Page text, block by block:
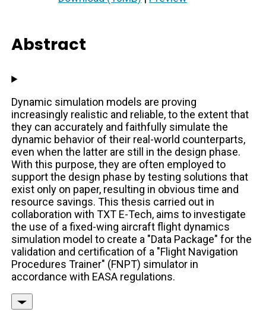
Abstract
Dynamic simulation models are proving
increasingly realistic and reliable, to the extent that
they can accurately and faithfully simulate the
dynamic behavior of their real-world counterparts,
even when the latter are still in the design phase.
With this purpose, they are often employed to
support the design phase by testing solutions that
exist only on paper, resulting in obvious time and
resource savings. This thesis carried out in
collaboration with TXT E-Tech, aims to investigate
the use of a fixed-wing aircraft flight dynamics
simulation model to create a "Data Package" for the
validation and certification of a "Flight Navigation
Procedures Trainer" (FNPT) simulator in
accordance with EASA regulations.